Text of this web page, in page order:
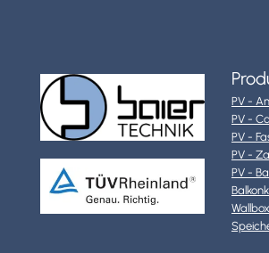
PV -
PV -
PV -
PV -
PV -
Wallbox